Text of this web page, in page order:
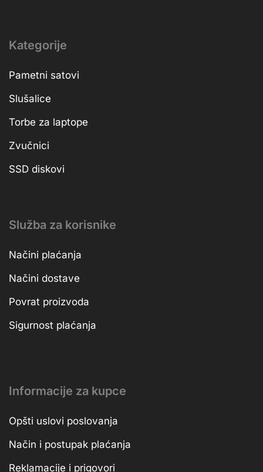
Kategorije
Pametni satovi
Slušalice
Torbe za laptope
Zvučnici
SSD diskovi
Služba za korisnike
Načini plaćanja
Načini dostave
Povrat proizvoda
Sigurnost plaćanja
Informacije za kupce
Opšti uslovi poslovanja
Način i postupak plaćanja
Reklamacije i prigovori